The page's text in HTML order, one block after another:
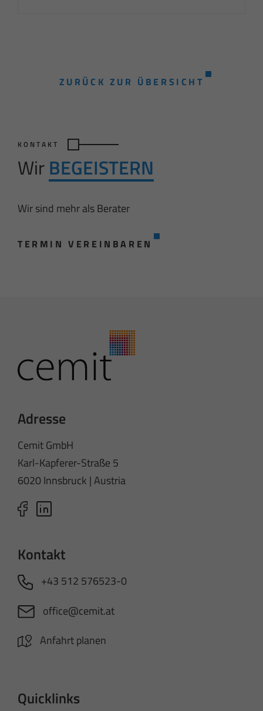
ZURÜCK ZUR ÜBERSICHT
KONTAKT
WirBEGEISTERN
Wir sind mehr als Berater
TERMIN VEREINBAREN
Adresse
Cemit GmbH
Karl-Kapferer-Straße 5
6020 Innsbruck | Austria
Kontakt
+43 512 576523-0
office@cemit.at
Anfahrt planen
Quicklinks